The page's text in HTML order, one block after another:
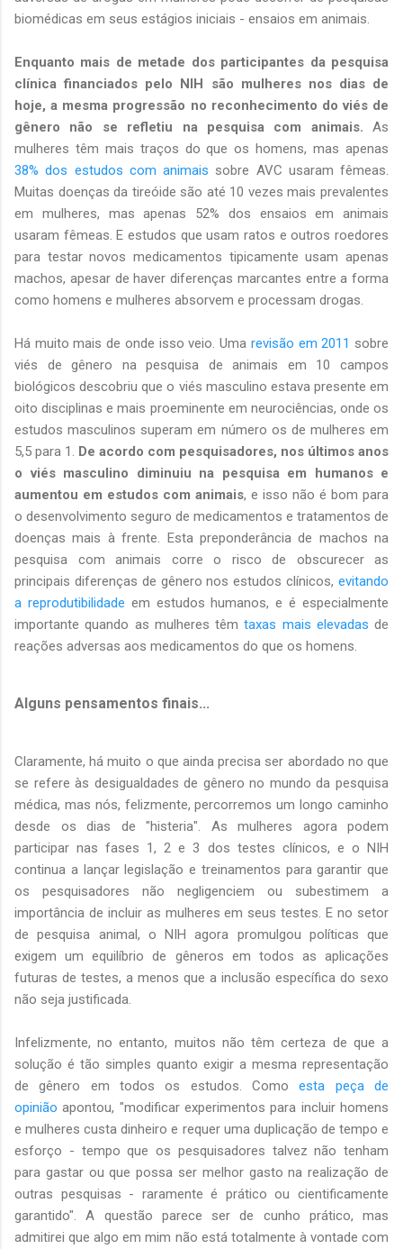
biomédicas em seus estágios iniciais - ensaios em animais.
Enquanto mais de metade dos participantes da pesquisa
clínica financiados pelo NIH são mulheres nos dias de
hoje, a mesma progressão no reconhecimento do viés de
gênero não se refletiu na pesquisa com animais. As
mulheres têm mais traços do que os homens, mas apenas
38% dos estudos com animais sobre AVC usaram fêmeas.
Muitas doenças da tireóide são até 10 vezes mais prevalentes
em mulheres, mas apenas 52% dos ensaios em animais
usaram fêmeas. E estudos que usam ratos e outros roedores
para testar novos medicamentos tipicamente usam apenas
machos, apesar de haver diferenças marcantes entre a forma
como homens e mulheres absorvem e processam drogas.
Há muito mais de onde isso veio. Uma revisão em 2011 sobre
viés de gênero na pesquisa de animais em 10 campos
biológicos descobriu que o viés masculino estava presente em
oito disciplinas e mais proeminente em neurociências, onde os
estudos masculinos superam em número os de mulheres em
5,5 para 1. De acordo com pesquisadores, nos últimos anos
o viés masculino diminuiu na pesquisa em humanos e
aumentou em estudos com animais, e isso não é bom para
o desenvolvimento seguro de medicamentos e tratamentos de
doenças mais à frente. Esta preponderância de machos na
pesquisa com animais corre o risco de obscurecer as
principais diferenças de gênero nos estudos clínicos, evitando
a reprodutibilidade em estudos humanos, e é especialmente
importante quando as mulheres têmtaxas mais elevadas de
reações adversas aos medicamentos do que os homens.
Alguns pensamentos finais...
Claramente, há muito o que ainda precisa ser abordado no que
se refere às desigualdades de gênero no mundo da pesquisa
médica, mas nós, felizmente, percorremos um longo caminho
desde os dias de "histeria". As mulheres agora podem
participar nas fases 1, 2 e 3 dos testes clínicos, e o NIH
continua a lançar legislação e treinamentos para garantir que
os pesquisadores não negligenciem ou subestimem a
importância de incluir as mulheres em seus testes. E no setor
de pesquisa animal, o NIH agora promulgou políticas que
exigem um equilíbrio de gêneros em todos as aplicações
futuras de testes, a menos que a inclusão específica do sexo
não seja justificada.
Infelizmente, no entanto, muitos não têm certeza de que a
solução é tão simples quanto exigir a mesma representação
de gênero em todos os estudos. Comoesta peça de
opinião apontou, "modificar experimentos para incluir homens
e mulheres custa dinheiro e requer uma duplicação de tempo e
esforço - tempo que os pesquisadores talvez não tenham
para gastar ou que possa ser melhor gasto na realização de
outras pesquisas - raramente é prático ou cientificamente
garantido". A questão parece ser de cunho prático, mas
admitirei que algo em mim não está totalmente à vontade com